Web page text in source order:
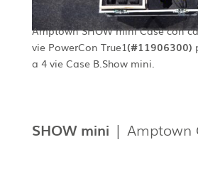
Amptown SHOW mini Case con
vie PowerCon True1(#11906300)
a 4 vie Case B.Show mini.
SHOW mini | Amptown